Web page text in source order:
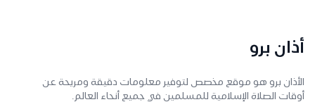
أذان برو
الأذان برو هو موقع مخصص لتوفير معلومات دقيقة ومريحة عن
أوقات الصلاة الإسلامية للمسلمين في جميع أنحاء العالم.